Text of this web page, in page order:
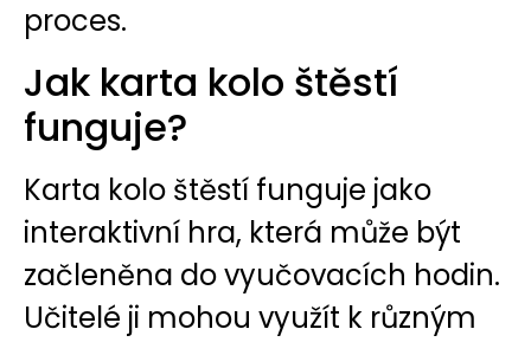
proces.
Jak karta kolo štěstí
funguje?
Karta kolo štěstí funguje jako
interaktivní hra, která může být
začleněna do vyučovacích hodin.
Učitelé ji mohou využít k různým